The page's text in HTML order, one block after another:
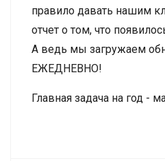
правило давать нашим
отчет о том, что
А ведь мы загружаем
ЕЖЕДНЕВНО!
Главная задача на год -
прекрасно справляется
учет учебного